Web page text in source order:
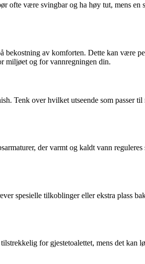
ofte være svingbar og ha høy tut, mens
bekostning av komforten. Dette kan være
miljøet og for vannregningen din.
Tenk over hvilket utseende som passer
der varmt og kaldt vann
spesielle tilkoblinger eller ekstra plass
for gjestetoalettet, mens det kan